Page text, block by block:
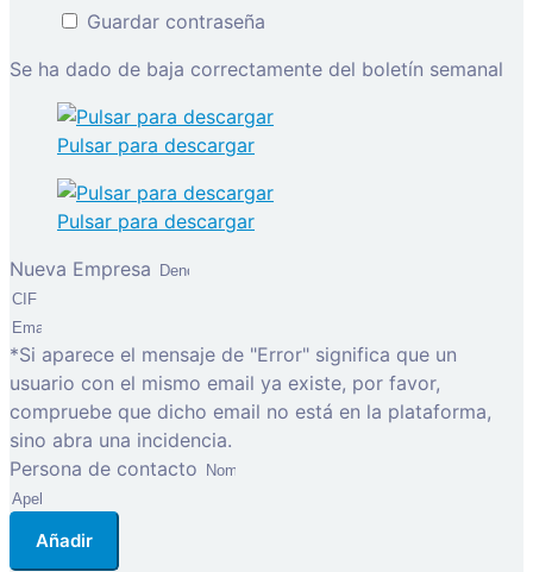
Guardar contraseña
Se ha dado de baja correctamente del boletín semanal
Pulsar para descargar
Pulsar para descargar
Nueva Empresa
*Si aparece el mensaje de "Error" significa que un
usuario con el mismo email ya existe, por favor,
compruebe que dicho email no está en la plataforma,
sino abra una incidencia.
Persona de contacto
Añadir